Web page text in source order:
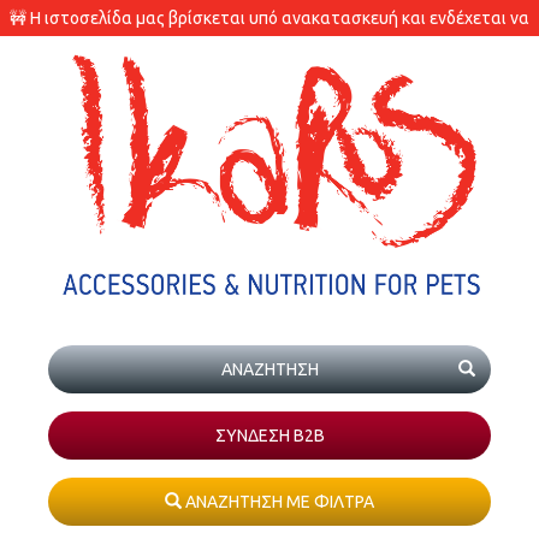
🚧 Η ιστοσελίδα μας βρίσκεται υπό ανακατασκευή και ενδέχεται να
υπάρχουν διαφορές στις διαθεσιμότητες των προϊόντων.
ΣΥΝΔΕΣΗ Β2Β
ΑΝΑΖΗΤΗΣΗ ΜΕ ΦΙΛΤΡΑ